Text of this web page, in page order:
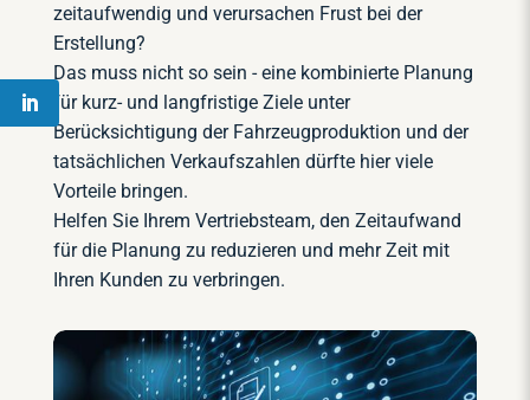
zeitaufwendig und verursachen Frust bei der
Erstellung?
Das muss nicht so sein - eine kombinierte Planung
für kurz- und langfristige Ziele unter
Berücksichtigung der Fahrzeugproduktion und der
tatsächlichen Verkaufszahlen dürfte hier viele
Vorteile bringen.
Helfen Sie Ihrem Vertriebsteam, den Zeitaufwand
für die Planung zu reduzieren und mehr Zeit mit
Ihren Kunden zu verbringen.